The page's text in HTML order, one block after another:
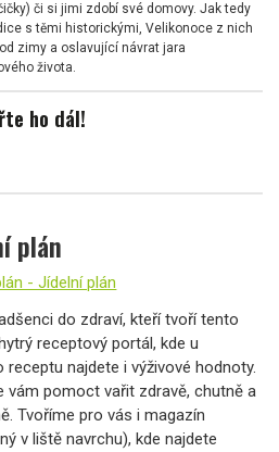
či si jimi zdobí své domovy. Jak tedy
s těmi historickými, Velikonoce z nich
zimy a oslavující návrat jara
života.
ho dál!
plán
- Jídelní plán
do zdraví, kteří tvoří tento
receptový portál, kde u
receptu najdete i výživové hodnoty.
vám pomoct vařit zdravě, chutně a
Tvoříme pro vás i magazín
v liště navrchu), kde najdete